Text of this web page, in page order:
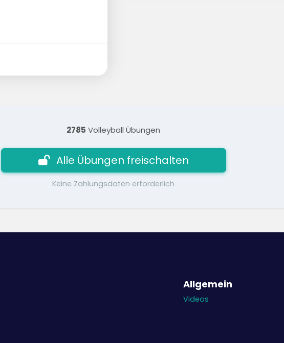
2785 Volleyball Übungen
Alle Übungen freischalten
Keine Zahlungsdaten erforderlich
Allgemein
Videos